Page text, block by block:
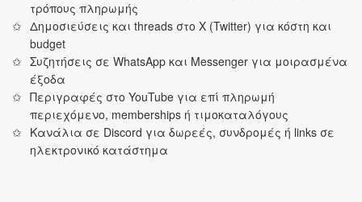
τρόπους πληρωμής
Δημοσιεύσεις και threads στο X (Twitter) για κόστη και
budget
Συζητήσεις σε WhatsApp και Messenger για μοιρασμένα
έξοδα
Περιγραφές στο YouTube για επί πληρωμή
περιεχόμενο, memberships ή τιμοκαταλόγους
Κανάλια σε Discord για δωρεές, συνδρομές ή links σε
ηλεκτρονικό κατάστημα